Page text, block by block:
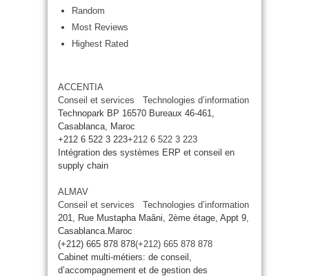
Random
Most Reviews
Highest Rated
ACCENTIA
Conseil et services
Technologies d’information
Technopark BP 16570 Bureaux 46-461,
Casablanca, Maroc
+212 6 522 3 223+212 6 522 3 223
Intégration des systèmes ERP et conseil en
supply chain
ALMAV
Conseil et services
Technologies d’information
201, Rue Mustapha Maâni, 2ème étage, Appt 9,
Casablanca.Maroc
(+212) 665 878 878(+212) 665 878 878
Cabinet multi-métiers: de conseil,
d’accompagnement et de gestion des